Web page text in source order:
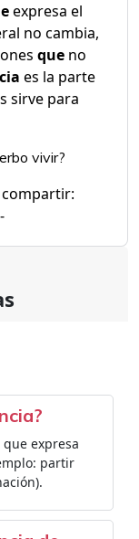
expresa el
no cambia,
que no
es la parte
sirve para
vivir?
compartir:
que expresa
partir